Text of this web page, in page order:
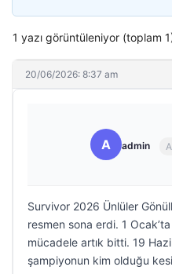
1 yazı görüntüleniyor (toplam
20/06/2026: 8:37 am
A admin
Survivor 2026 Ünlüler
resmen sona erdi. 1
mücadele artık bitti. 19
şampiyonun kim olduğu